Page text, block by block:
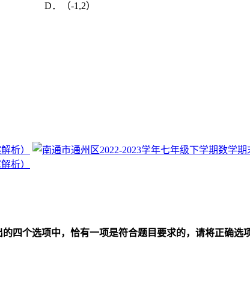
．（-1,2）
四个选项中，恰有一项是符合题目要求的，请将正确选